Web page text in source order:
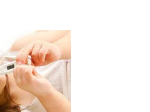
σ
τε
ίτ
ε